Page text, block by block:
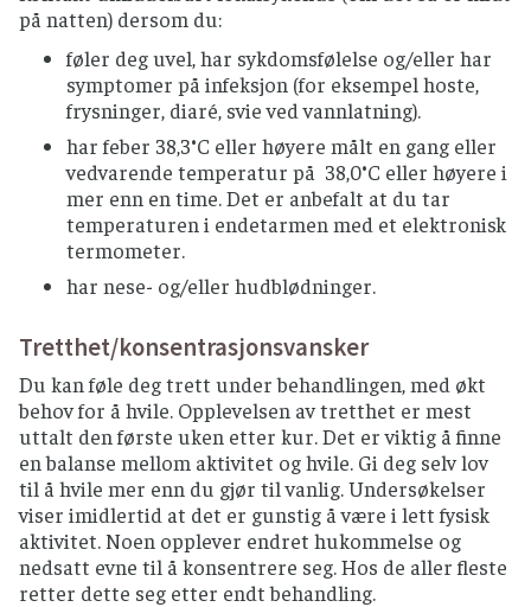
på natten) dersom du:
føler deg uvel, har sykdomsfølelse og/eller har
symptomer på infeksjon (for eksempel hoste,
frysninger, diaré, svie ved vannlatning).
har feber 38,3°C eller høyere målt en gang eller
vedvarende temperatur på 38,0°C eller høyere i
mer enn en time. Det er anbefalt at du tar
temperaturen i endetarmen med et elektronisk
termometer.
har nese- og/eller hudblødninger.
Tretthet/konsentrasjonsvansker
Du kan føle deg trett under behandlingen, med økt
behov for å hvile. Opplevelsen av tretthet er mest
uttalt den første uken etter kur. Det er viktig å finne
en balanse mellom aktivitet og hvile. Gi deg selv lov
til å hvile mer enn du gjør til vanlig. Undersøkelser
viser imidlertid at det er gunstig å være i lett fysisk
aktivitet. Noen opplever endret hukommelse og
nedsatt evne til å konsentrere seg. Hos de aller fleste
retter dette seg etter endt behandling.